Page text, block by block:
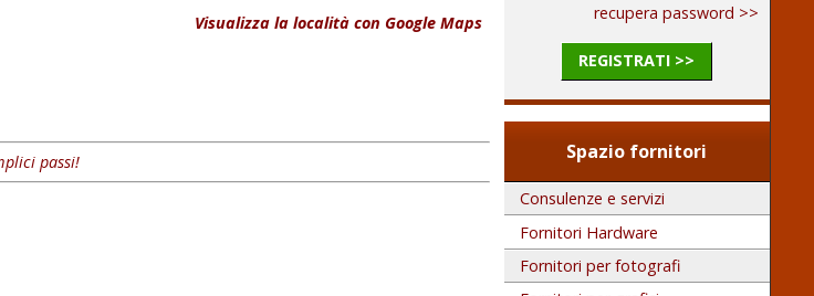
Visualizza la località con Google Maps
passi!
recupera password >>
REGISTRATI >>
Spazio fornitori
Consulenze e servizi
Fornitori Hardware
Fornitori per fotografi